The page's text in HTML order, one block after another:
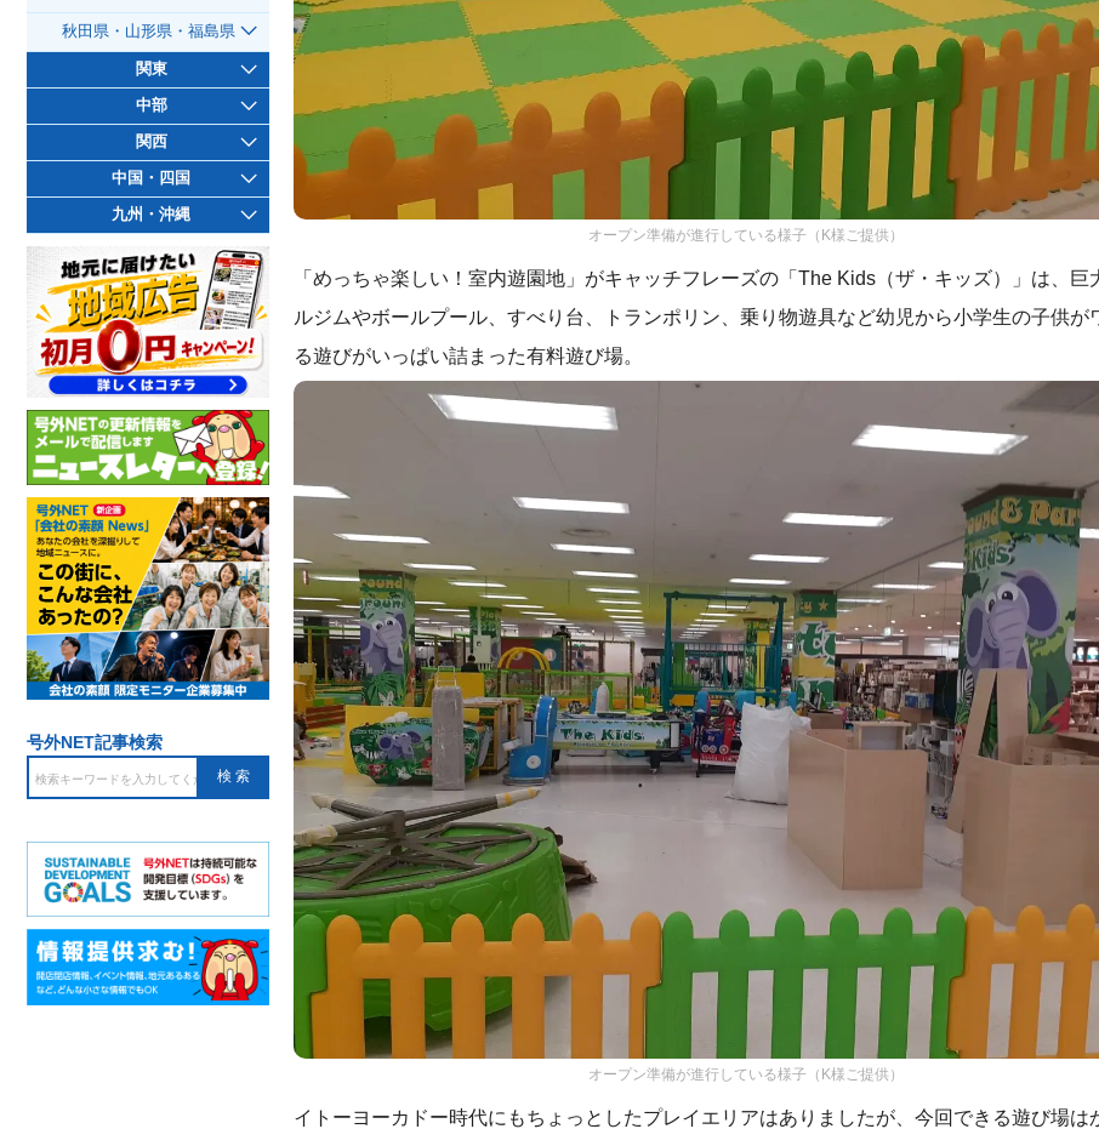
オープン準備が進行している様子（K様ご提供）
「めっちゃ楽しい！室内遊園地」がキャッチフレーズの「The Kids（ザ・キッズ）」は、巨
ルジムやボールプール、すべり台、トランポリン、乗り物遊具など幼児から小学生の子供が
る遊びがいっぱい詰まった有料遊び場。
オープン準備が進行している様子（K様ご提供）
イトーヨーカドー時代にもちょっとしたプレイエリアはありましたが、今回できる遊び場は
秋田県・山形県・福島県
関東
中部
関西
中国・四国
九州・沖縄
号外NET記事検索